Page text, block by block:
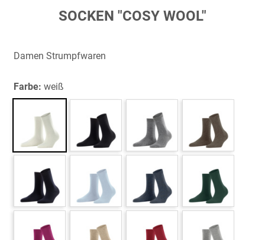
springen
SOCKEN "COSY WOOL"
Damen Strumpfwaren
Farbe: weiß